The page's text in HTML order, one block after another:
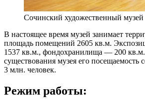
Сочинский художественный музей
В настоящее время музей занимает
площадь помещений 2605 кв.м.
1537 кв.м., фондохранилища — 200 кв.м.
существования музея его посещаемость
3 млн. человек.
Режим работы: